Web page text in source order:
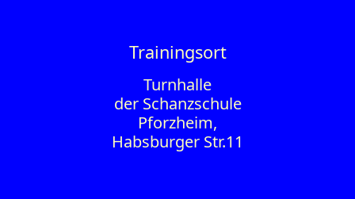
Trainingsort
Turnhalle
der Schanzschule
Pforzheim,
Habsburger Str.11